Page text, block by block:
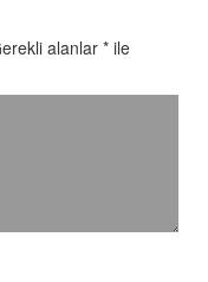
alanlar* ile